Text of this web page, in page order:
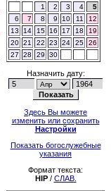
1
2 3 4
5
6
7 8 9 10 11
12
13
14 15 16 17 18
19
20 21 22 23 24 25
26
27
28 29 30
Назначить дату:
Здесь Вы можете
изменить или сохранить
Настройки
Показать богослужебные
указания
Формат текста:
HIP/ СЛАВ.